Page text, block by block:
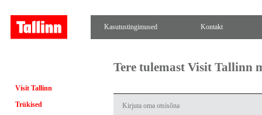
Kasutustingimused Kontakt
Visit Tallinn
Trükised
Tere tulemast Visit Tallinn